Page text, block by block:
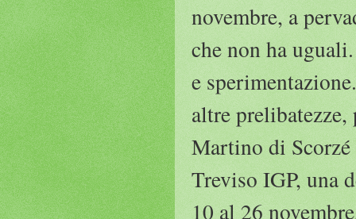
novembre, a
che non ha
e
altre
Martino di Scorzé
Treviso IGP, una
10 al 26